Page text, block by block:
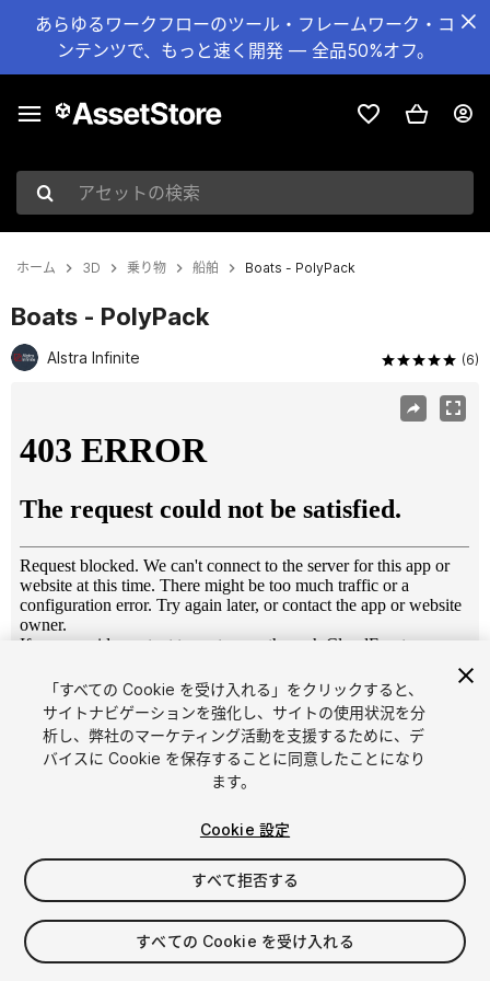
あらゆるワークフローのツール・フレームワーク・コ
ンテンツで、もっと速く開発 — 全品50%オフ。
アセットの検索
ホーム 3D 乗り物 船舶 Boats - PolyPack
Boats - PolyPack
Alstra Infinite (6)
FREE
130viewsin the past week
「すべての Cookie を受け入れる」をクリックすると、
サイトナビゲーションを強化し、サイトの使用状況を分
析し、弊社のマーケティング活動を支援するために、デ
バイスに Cookie を保存することに同意したことになり
ます。
Cookie 設定
すべて拒否する
すべての Cookie を受け入れる